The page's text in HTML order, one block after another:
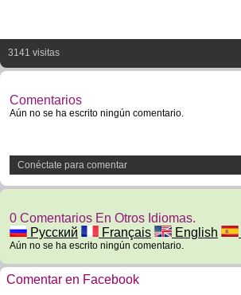
3141 visitas
Comentarios
Aún no se ha escrito ningún comentario.
Conéctate para comentar
0 Comentarios En Otros Idiomas.
Русский
Français English
Aún no se ha escrito ningún comentario.
Comentar en Facebook